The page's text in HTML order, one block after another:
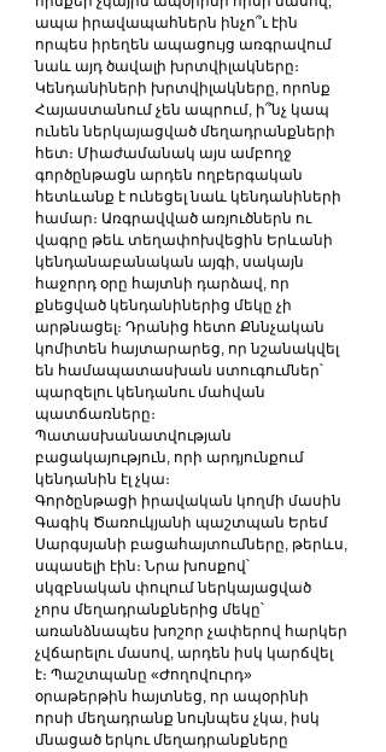
ապա իրավապահներն ինչո՞ւ էին
որպես իրեղեն ապացույց առգրավում
նաև այդ ծավալի խրտվիլակները։
Կենդանիների խրտվիլակները, որոնք
Հայաստանում չեն ապրում, ի՞նչ կապ
ունեն ներկայացված մեղադրանքների
հետ։ Միաժամանակ այս ամբողջ
գործընթացն արդեն ողբերգական
հետևանք է ունեցել նաև կենդանիների
համար։ Առգրավված առյուծներն ու
վագրը թեև տեղափոխվեցին Երևանի
կենդանաբանական այգի, սակայն
հաջորդ օրը հայտնի դարձավ, որ
քնեցված կենդանիներից մեկը չի
արթնացել։ Դրանից հետո Քննչական
կոմիտեն հայտարարեց, որ նշանակվել
են համապատասխան ստուգումներ՝
պարզելու կենդանու մահվան
պատճառները։
Պատասխանատվության
բացակայություն, որի արդյունքում
կենդանին էլ չկա։
Գործընթացի իրավական կողմի մասին
Գագիկ Ծառուկյանի պաշտպան Երեմ
Սարգսյանի բացահայտումները, թերևս,
սպասելի էին։ Նրա խոսքով՝
սկզբնական փուլում ներկայացված
չորս մեղադրանքներից մեկը՝
առանձնապես խոշոր չափերով հարկեր
չվճարելու մասով, արդեն իսկ կարճվել
է։ Պաշտպանը «Ժողովուրդ»
օրաթերթին հայտնեց, որ ապօրինի
որսի մեղադրանք նույնպես չկա, իսկ
մնացած երկու մեղադրանքները